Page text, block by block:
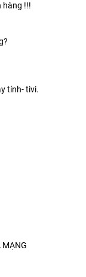
hàng !!!
tính- tivi.
MẠNG